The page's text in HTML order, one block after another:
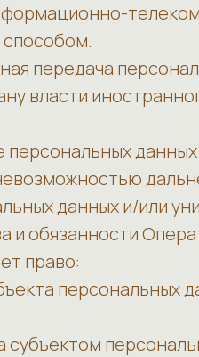
передача
власти
персональных
данных и/или
и обязанности
право:
субъектом